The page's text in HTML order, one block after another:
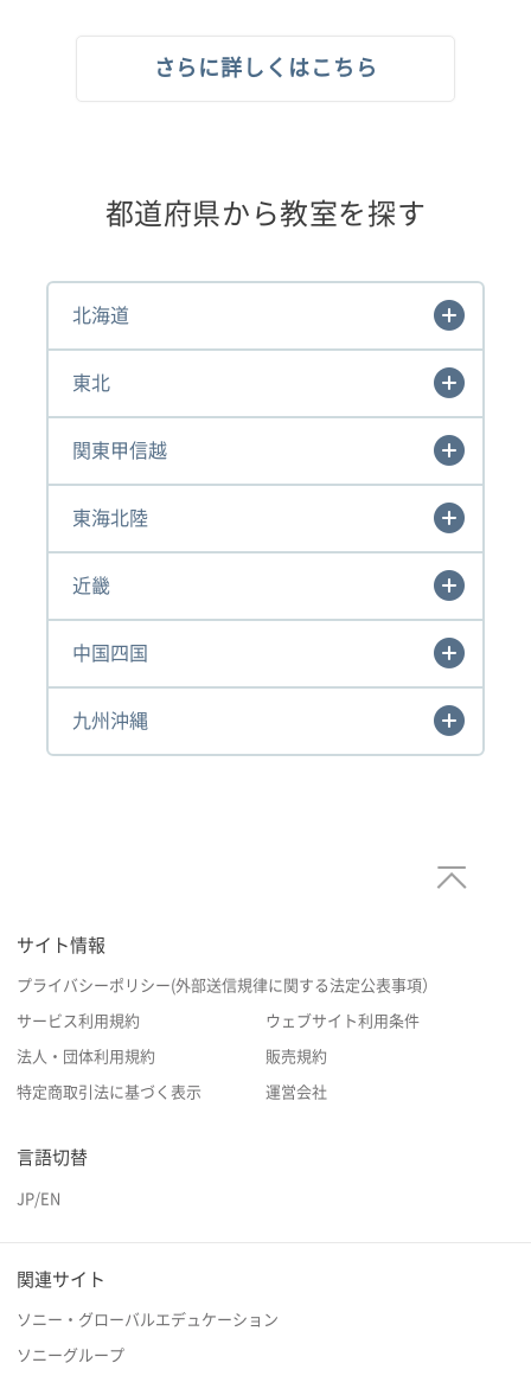
さらに詳しくはこちら
都道府県から教室を探す
北海道
東北
関東甲信越
東海北陸
近畿
中国四国
九州沖縄
サイト情報
プライバシーポリシー(外部送信規律に関する法定公表事項）
サービス利用規約 ウェブサイト利用条件
法人・団体利用規約 販売規約
特定商取引法に基づく表示 運営会社
言語切替
JP/EN
関連サイト
ソニー・グローバルエデュケーション
ソニーグループ